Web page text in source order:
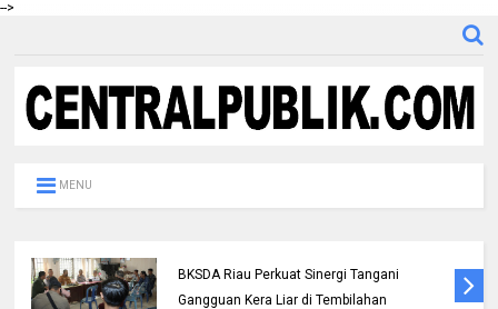
-->
MENU
BKSDA Riau Perkuat Sinergi Tangani
Gangguan Kera Liar di Tembilahan